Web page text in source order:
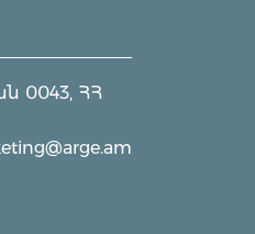
0043, ՀՀ